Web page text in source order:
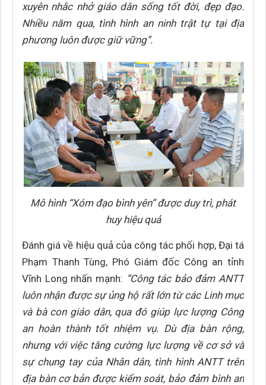
xuyên nhắc nhở giáo dân sống tốt đời, đẹp đạo.
Nhiều năm qua, tình hình an ninh trật tự tại địa
phương luôn được giữ vững”.
Mô hình “Xóm đạo bình yên” được duy trì, phát
huy hiệu quả
Đánh giá về hiệu quả của công tác phối hợp, Đại tá
Phạm Thanh Tùng, Phó Giám đốc Công an tỉnh
Vĩnh Long nhấn mạnh: “Công tác bảo đảm ANTT
luôn nhận được sự ủng hộ rất lớn từ các Linh mục
và bà con giáo dân, qua đó giúp lực lượng Công
an hoàn thành tốt nhiệm vụ. Dù địa bàn rộng,
nhưng với việc tăng cường lực lượng về cơ sở và
sự chung tay của Nhân dân, tình hình ANTT trên
địa bàn cơ bản được kiểm soát, bảo đảm bình an